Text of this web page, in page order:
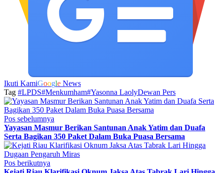
Ikuti KamiGoogle News
Tag #LPDS#Menkumham#Yasonna LaolyDewan Pers
Pos sebelumnya
Yayasan Masmur Berikan Santunan Anak Yatim dan Duafa
Serta Bagikan 350 Paket Dalam Buka Puasa Bersama
Pos berikutnya